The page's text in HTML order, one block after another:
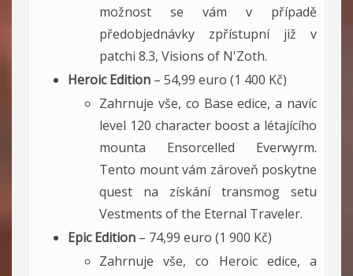
možnost se vám v případě
předobjednávky zpřístupní již v
patchi 8.3, Visions of N'Zoth.
Heroic Edition – 54,99 euro (1 400 Kč)
Zahrnuje vše, co Base edice, a navíc
level 120 character boost a létajícího
mounta Ensorcelled Everwyrm.
Tento mount vám zároveň poskytne
quest na získání transmog setu
Vestments of the Eternal Traveler.
Epic Edition – 74,99 euro (1 900 Kč)
Zahrnuje vše, co Heroic edice, a